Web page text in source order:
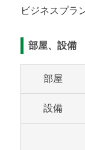
ビジネスプラ
部屋、設備
部屋
設備